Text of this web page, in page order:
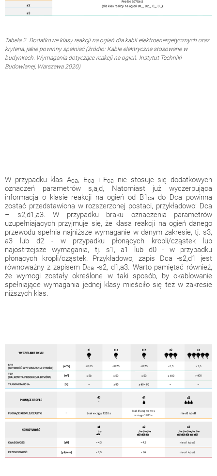
Tabela 2. Dodatkowe klasy reakcji na ogień dla kabli elektroenergetycznych oraz
kryteria, jakie powinny spełniać (źródło: Kable elektryczne stosowane w
budynkach. Wymagania dotyczące reakcji na ogień. Instytut Techniki
Budowlanej, Warszawa 2020)
W przypadku klas Aca, Eca i Fca
nie stosuje się dodatkowych
oznaczeń parametrów s,a,d, Natomiast już wyczerpująca
informacja o klasie reakcji na ogień od B1 ca do Dca powinna
zostać przedstawiona w rozszerzonej postaci, przykładowo: Dca
– s2,d1,a3. W przypadku braku oznaczenia parametrów
uzupełniających przyjmuje się, że klasa reakcji na ogień danego
przewodu spełnia najniższe wymaganie w danym zakresie, tj. s3,
a3 lub d2 - w przypadku płonących kropli/cząstek lub
najostrzejsze wymagania, tj. s1, a1 lub d0 - w przypadku
płonących kropli/cząstek. Przykładowo, zapis Dca -s2,d1 jest
równoważny z zapisem Dca -s2, d1,a3. Warto pamiętać również,
że wymogi zostały określone w taki sposób, by okablowanie
spełniające wymagania jednej klasy mieściło się też w zakresie
niższych klas.